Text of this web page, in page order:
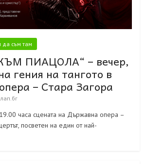
да съм там
ПИАЦОЛА“ – вечер,
гения на тангото в
– Стара Загора
часа сцената на Държавна опера –
посветен на един от най-